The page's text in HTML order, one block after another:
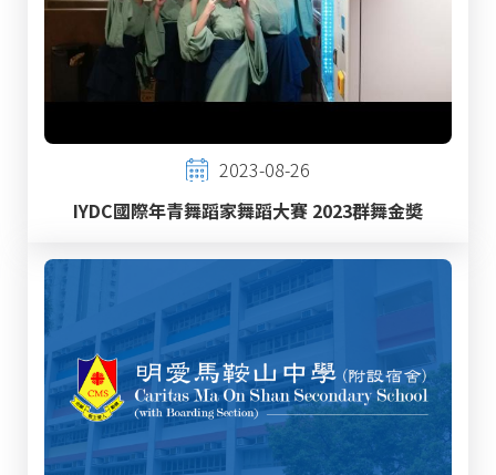
2023-08-26
IYDC國際年青舞蹈家舞蹈大賽 2023群舞金奬